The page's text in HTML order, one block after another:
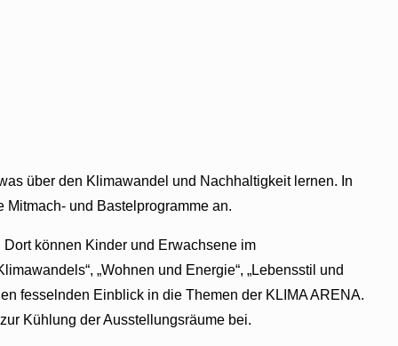
über den Klimawandel und Nachhaltigkeit lernen. In
und Bastelprogramme an.
können Kinder und Erwachsene im
„Wohnen und Energie“, „Lebensstil und
fesselnden Einblick in die Themen der KLIMA ARENA.
Kühlung der Ausstellungsräume bei.